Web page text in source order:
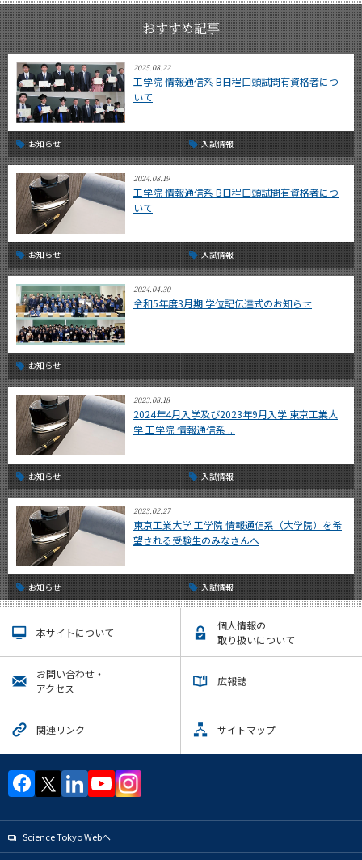
おすすめ記事
2025.08.22
工学院 情報通信系 B日程口頭試問有資格者につ
いて
お知らせ 入試情報
2024.08.19
工学院 情報通信系 B日程口頭試問有資格者につ
いて
お知らせ 入試情報
2024.04.30
令和5年度3月期 学位記伝達式のお知らせ
お知らせ
2023.08.18
2024年4月入学及び2023年9月入学 東京工業大
学 工学院 情報通信系 ...
お知らせ 入試情報
2023.02.27
東京工業大学 工学院 情報通信系（大学院）を希
望される受験生のみなさんへ
お知らせ 入試情報
本サイトについて
個人情報の
取り扱いについて
お問い合わせ・
アクセス
広報誌
関連リンク サイトマップ
Science Tokyo Webヘ